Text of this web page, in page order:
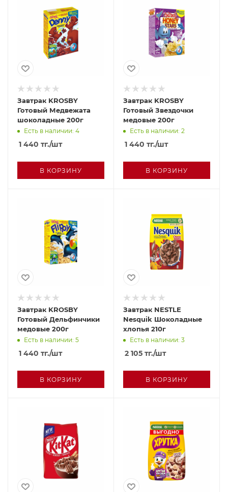
Завтрак KROSBY
Готовый Медвежата
шоколадные 200г
Есть в наличии: 4
1 440 тг./шт
В КОРЗИНУ
Завтрак KROSBY
Готовый Звездочки
медовые 200г
Есть в наличии: 2
1 440 тг./шт
В КОРЗИНУ
Завтрак KROSBY
Готовый Дельфинчики
медовые 200г
Есть в наличии: 5
1 440 тг./шт
В КОРЗИНУ
Завтрак NESTLE
Nesquik Шоколадные
хлопья 210г
Есть в наличии: 3
2 105 тг./шт
В КОРЗИНУ